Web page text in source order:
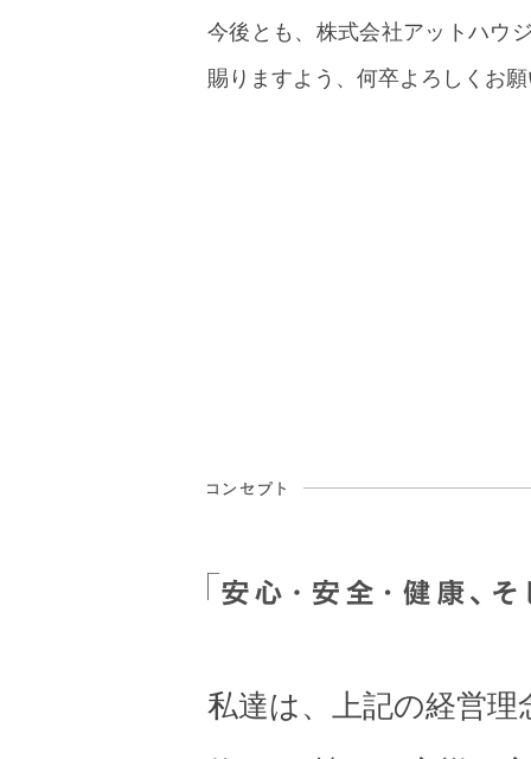
今後とも、株式会社アットハウ
賜りますよう、何卒よろしくお
私達は、上記の経営